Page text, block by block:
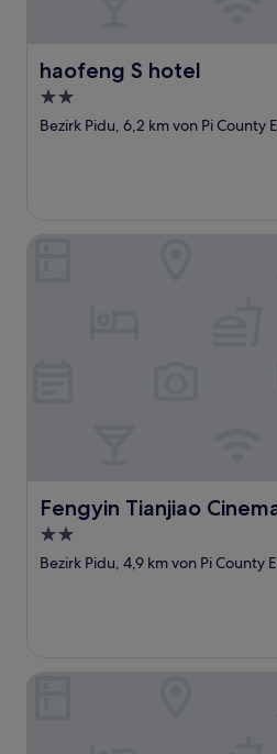
haofeng S hotel
haofeng S hotel
2.0-
Sterne-
Bezirk Pidu, 6,2 km von Pi County
Fengyin Tianjiao
Fengyin Tianjiao Cinema
2.0-
Sterne-
Bezirk Pidu, 4,9 km von Pi County